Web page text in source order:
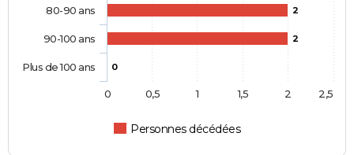
2
2
0
Personnes décédées
80-90 ans
90-100 ans
Plus de 100 ans
0 0,5 1 1,5 2 2,5